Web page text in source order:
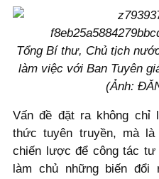
Tổng Bí thư, Chủ tịch
làm việc với Ban Tuyên
(Ảnh:
Vấn đề đặt ra không chỉ
thức tuyên truyền, mà
chiến lược để công tác
làm chủ những biến đổi